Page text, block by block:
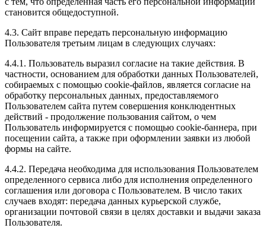
становится общедоступной.
4.3. Сайт вправе передать персональную информацию
Пользователя третьим лицам в следующих случаях:
4.4.1. Пользователь выразил согласие на такие действия. В
частности, основанием для обработки данных Пользователей,
собираемых с помощью cookie-файлов, является согласие на
обработку персональных данных, предоставляемого
Пользователем сайта путем совершения конклюдентных
действий - продолжение пользования сайтом, о чем
Пользователь информируется с помощью cookie-баннера, при
посещении сайта, а также при оформлении заявки из любой
формы на сайте.
4.4.2. Передача необходима для использования Пользователем
определенного сервиса либо для исполнения определенного
соглашения или договора с Пользователем. В число таких
случаев входят: передача данных курьерской службе,
организации почтовой связи в целях доставки и выдачи заказа
Пользователя.